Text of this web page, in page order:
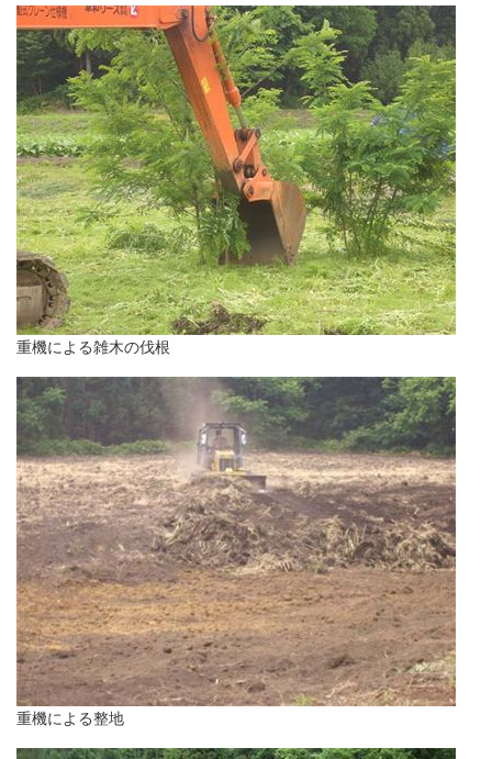
重機による雑木の伐根
重機による整地